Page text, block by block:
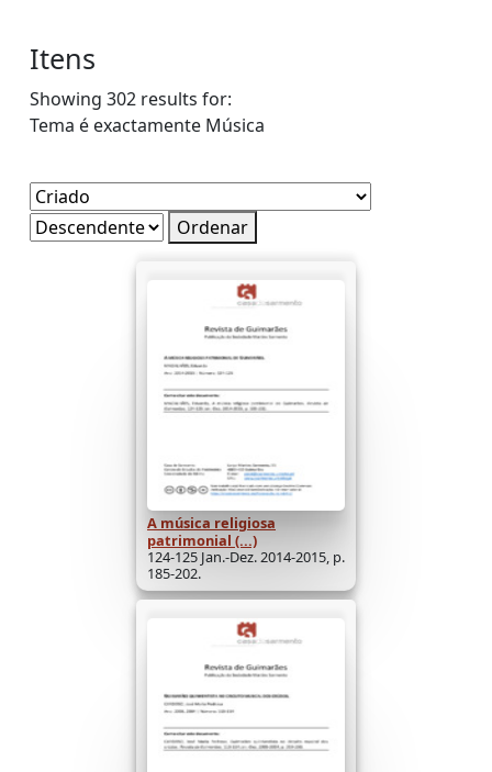
Itens
Showing 302 results for:
Tema é exactamente Música
Ordenar
A música religiosa
patrimonial (...)
124-125 Jan.-Dez. 2014-2015, p.
185-202.